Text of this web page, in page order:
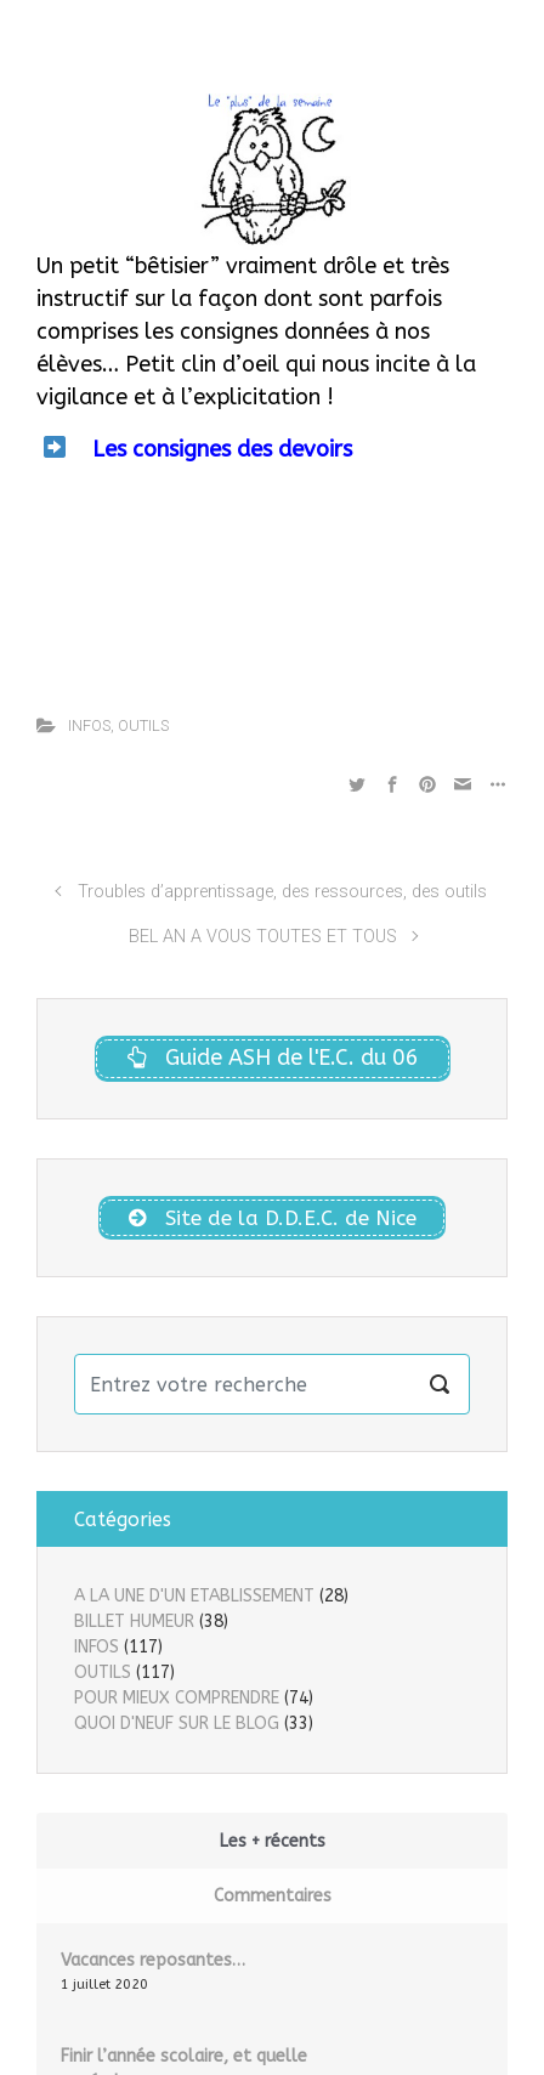
Un petit “bêtisier” vraiment drôle et très
instructif sur la façon dont sont parfois
comprises les consignes données à nos
élèves… Petit clin d’oeil qui nous incite à la
vigilance et à l’explicitation !
Les consignes des devoirs
INFOS, OUTILS
Troubles d’apprentissage, des ressources, des outils
BEL AN A VOUS TOUTES ET TOUS
Guide ASH de l'E.C. du 06
Site de la D.D.E.C. de Nice
Catégories
A LA UNE D'UN ETABLISSEMENT (28)
BILLET HUMEUR (38)
INFOS (117)
OUTILS (117)
POUR MIEUX COMPRENDRE (74)
QUOI D'NEUF SUR LE BLOG (33)
Les + récents
Commentaires
Vacances reposantes…
1 juillet 2020
Finir l’année scolaire, et quelle